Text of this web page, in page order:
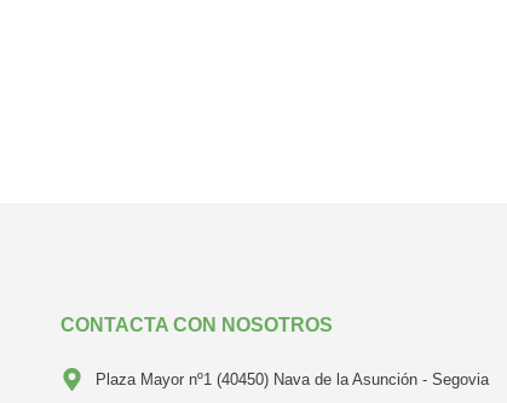
CONTACTA CON NOSOTROS
Plaza Mayor nº1 (40450) Nava de la Asunción - Segovia